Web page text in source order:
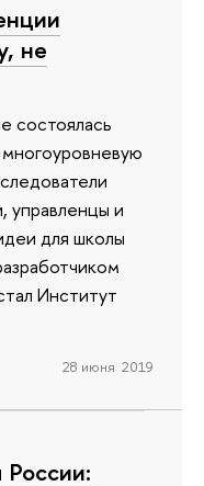
не
состоялась
управленцы и
для школы
Институт
28 июня 2019